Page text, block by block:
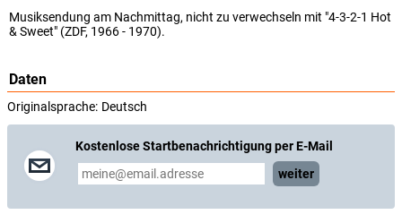
Musiksendung am Nachmittag, nicht zu verwechseln mit "4-3-2-1 Hot
& Sweet" (ZDF, 1966 - 1970).
Daten
Originalsprache: Deutsch
Kostenlose Startbenachrichtigung per E-Mail
weiter